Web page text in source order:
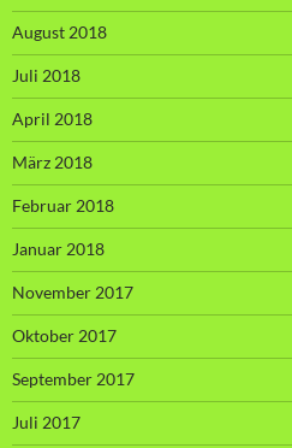
August 2018
Juli 2018
April 2018
März 2018
Februar 2018
Januar 2018
November 2017
Oktober 2017
September 2017
Juli 2017